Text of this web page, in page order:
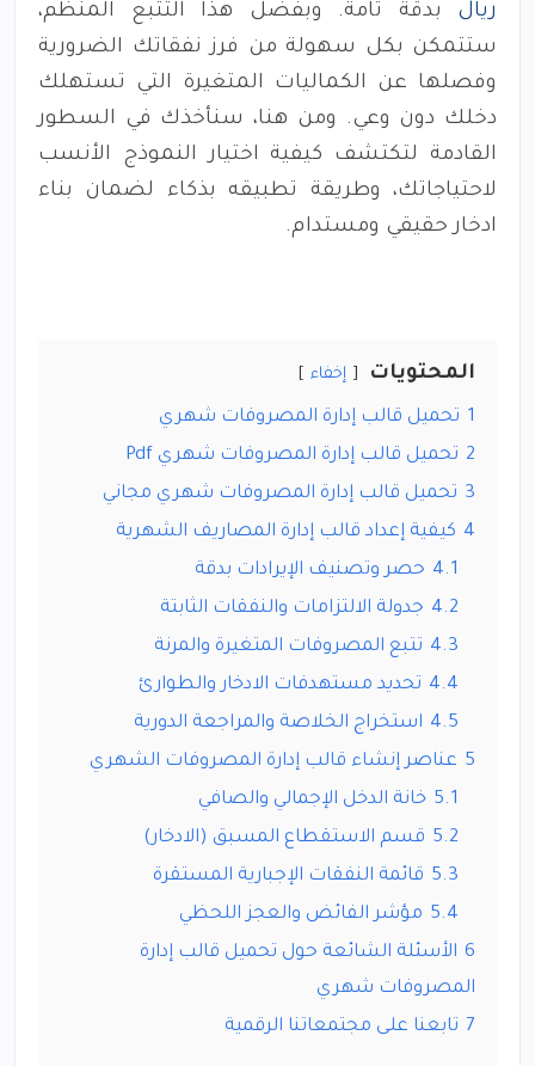
ريال بدقة تامة. وبفضل هذا التتبع المنظم،
ستتمكن بكل سهولة من فرز نفقاتك الضرورية
وفصلها عن الكماليات المتغيرة التي تستهلك
دخلك دون وعي. ومن هنا، سنأخذك في السطور
القادمة لتكتشف كيفية اختيار النموذج الأنسب
لاحتياجاتك، وطريقة تطبيقه بذكاء لضمان بناء
ادخار حقيقي ومستدام.
المحتويات إخفاء
1 تحميل قالب إدارة المصروفات شهري
2 تحميل قالب إدارة المصروفات شهري Pdf
3 تحميل قالب إدارة المصروفات شهري مجاني
4 كيفية إعداد قالب إدارة المصاريف الشهرية
4.1 حصر وتصنيف الإيرادات بدقة
4.2 جدولة الالتزامات والنفقات الثابتة
4.3 تتبع المصروفات المتغيرة والمرنة
4.4 تحديد مستهدفات الادخار والطوارئ
4.5 استخراج الخلاصة والمراجعة الدورية
5 عناصر إنشاء قالب إدارة المصروفات الشهري
5.1 خانة الدخل الإجمالي والصافي
5.2 قسم الاستقطاع المسبق (الادخار)
5.3 قائمة النفقات الإجبارية المستقرة
5.4 مؤشر الفائض والعجز اللحظي
6 الأسئلة الشائعة حول تحميل قالب إدارة
المصروفات شهري
7 تابعنا على مجتمعاتنا الرقمية